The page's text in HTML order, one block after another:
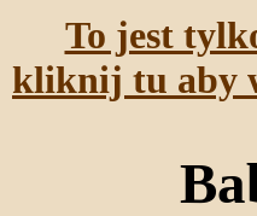
To jest
kliknij tu aby